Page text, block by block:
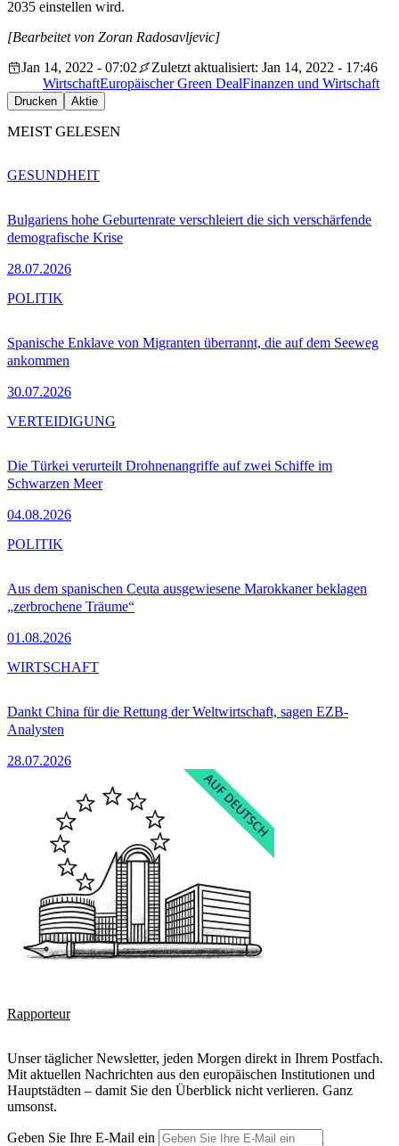
2035 einstellen wird.
[Bearbeitet von Zoran Radosavljevic]
Jan 14, 2022 - 07:02
Zuletzt aktualisiert: Jan 14, 2022 - 17:46
WirtschaftEuropäischer Green DealFinanzen und Wirtschaft
Drucken Aktie
MEIST GELESEN
Bulgariens hohe Geburtenrate verschleiert die sich verschärfende
demografische Krise
28.07.2026
GESUNDHEIT
Spanische Enklave von Migranten überrannt, die auf dem Seeweg
ankommen
30.07.2026
POLITIK
Die Türkei verurteilt Drohnenangriffe auf zwei Schiffe im
Schwarzen Meer
04.08.2026
VERTEIDIGUNG
Aus dem spanischen Ceuta ausgewiesene Marokkaner beklagen
„zerbrochene Träume“
01.08.2026
POLITIK
Dankt China für die Rettung der Weltwirtschaft, sagen EZB-
Analysten
28.07.2026
WIRTSCHAFT
Rapporteur
Unser täglicher Newsletter, jeden Morgen direkt in Ihrem Postfach.
Mit aktuellen Nachrichten aus den europäischen Institutionen und
Hauptstädten – damit Sie den Überblick nicht verlieren. Ganz
umsonst.
Geben Sie Ihre E-Mail ein